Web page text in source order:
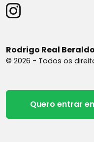
Rodrigo Real
© 2026 - Todos os
Quero entrar